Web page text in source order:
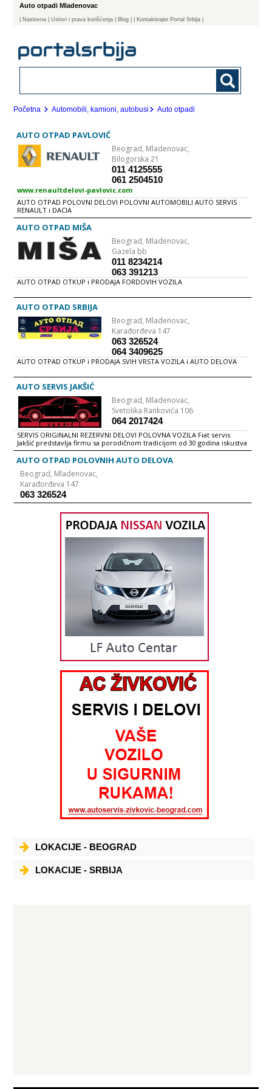
Auto otpadi Mladenovac
Naslovna | Uslovi i prava korišćenja Blog | Kontaktirajte Portal Srbija |
Početna Automobili, kamioni, autobusi Auto otpadi
AUTO OTPAD PAVLOVIĆ
Beograd, Mladenovac,
Bilogorska 21
011 4125555
061 2504510
www.renaultdelovi-pavlovic.com
AUTO OTPAD POLOVNI DELOVI POLOVNI AUTOMOBILI AUTO SERVIS
RENAULT i DACIA
AUTO OTPAD MIŠA
Beograd, Mladenovac,
Gazela bb
011 8234214
063 391213
AUTO OTPAD OTKUP i PRODAJA FORDOVIH VOZILA
AUTO OTPAD SRBIJA
Beograd, Mladenovac,
Karađorđeva 147
063 326524
064 3409625
AUTO OTPAD OTKUP i PRODAJA SVIH VRSTA VOZILA i AUTO DELOVA
AUTO SERVIS JAKŠIĆ
Beograd, Mladenovac,
Svetolika Rankovića 106
064 2017424
SERVIS ORIGINALNI REZERVNI DELOVI POLOVNA VOZILA Fiat servis
Jakšić predstavlja firmu sa porodičnom tradicijom od 30 godina iskustva
na servisiranju svih modela Fiat vozila. Pored popravki Fiat vozila, u
servisu vršimo popravke vozila iz programa Alfa romeo i Lancia.
Kompletna dijagnostika na najsavremenijoj opremi i rad sa originalnim
alatima. U servisu vršimo ugradnju originalnih delova za Fiat, Alfa
romeo i Lancia iz prodavnice koja posluje u sklopu servisa. U rekordno
kratkom roku rešavamo problem nedostajućih delova i servis za vaše
vozilo, po sistemu „ključ u ruke“. SERVIS Auto servis Jakšić svojim
kvalitetnim radom predstavlja pouzdanog partnera koji garantuje dug
vek vašeg automobila. U našem servisu možete obaviti pregled vozila i
dijagnostiku svih vrsta kvarova. Dijagnostiku vršimo na
najsavremenijim uređajima. Kod nas možete obaviti sledeće vrste
popravki na vašem vozilu: - redovan servis vozila - veliki servis - auto
mehanika - auto-elektrika - auto-elektronika - kompletan servis trapa
(vešanje) vozila - remont glave motora - punjenje klime i ostale
specijalizovane usluge. DELOVI Fiat auto servis Jakšić vrši prodaju
originalnih delova uz garanciju kvaliteta i pristupačne cene, za sve
modele automobila iz programa Fiat, Alfa Romeo i Lancia. Vršimo
prodaju i ugradnju polovnih delova, kao i isporuku polovnih delova po
porudžbini. Proizvodi :delovi za redovno održavanje, delovi motora,
trap, delovi kočionog sistema, transmisija (menjač, kvačilo, lamele,
korpe, druk lageri, poluosovine, letva volana, manžetne itd.), električni
sistem (akumulatori, alternatori, sistem za paljenje, osvetljenje,
kablovi, osigurači…), klima i grejanje, alat i pribor... Pružamo svojim
klijentima garanciju na rad i ugrađene delove. RADNO VREME radnim
AUTO OTPAD POLOVNIH AUTO DELOVA
Beograd, Mladenovac,
Karađorđeva 147
063 326524
LOKACIJE - BEOGRAD
LOKACIJE - SRBIJA